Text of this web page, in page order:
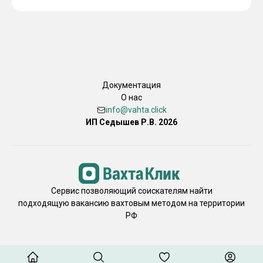
Документация
О нас
info@vahta.click
ИП Седышев Р.В. 2026
Сервис позволяющий соискателям найти
подходящую вакансию вахтовым методом на территории
РФ